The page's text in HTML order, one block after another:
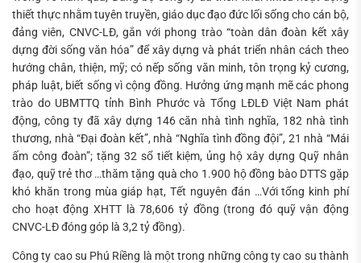
thiết thực nhằm tuyên truyền, giáo dục đạo đức lối sống cho cán bộ,
đảng viên, CNVC-LĐ, gắn với phong trào “toàn dân đoàn kết xây
dựng đời sống văn hóa” để xây dựng và phát triển nhân cách theo
hướng chân, thiện, mỹ; có nếp sống văn minh, tôn trọng kỷ cương,
pháp luật, biết sống vì cộng đồng. Hưởng ứng mạnh mẽ các phong
trào do UBMTTQ tỉnh Bình Phước và Tổng LĐLĐ Việt Nam phát
động, công ty đã xây dựng 146 căn nhà tình nghĩa, 182 nhà tình
thương, nhà “Đại đoàn kết”, nhà “Nghĩa tình đồng đội”, 21 nhà “Mái
ấm công đoàn”; tặng 32 sổ tiết kiệm, ủng hộ xây dựng Quỹ nhân
đạo, quỹ trẻ thơ …thăm tặng quà cho 1.900 hộ đồng bào DTTS gặp
khó khăn trong mùa giáp hạt, Tết nguyên đán …Với tổng kinh phí
cho hoạt động XHTT là 78,606 tỷ đồng (trong đó quỹ vận động
CNVC-LĐ đóng góp là 3,2 tỷ đồng).
Công ty cao su Phú Riềng là một trong những công ty cao su thành